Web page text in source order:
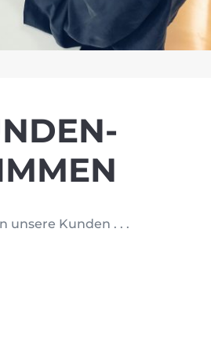
unsere Kunden . . .